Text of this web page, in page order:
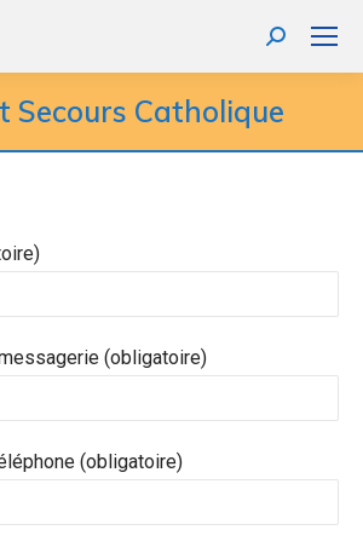
Recherche
:
Secours Catholique
(obligatoire)
(obligatoire)